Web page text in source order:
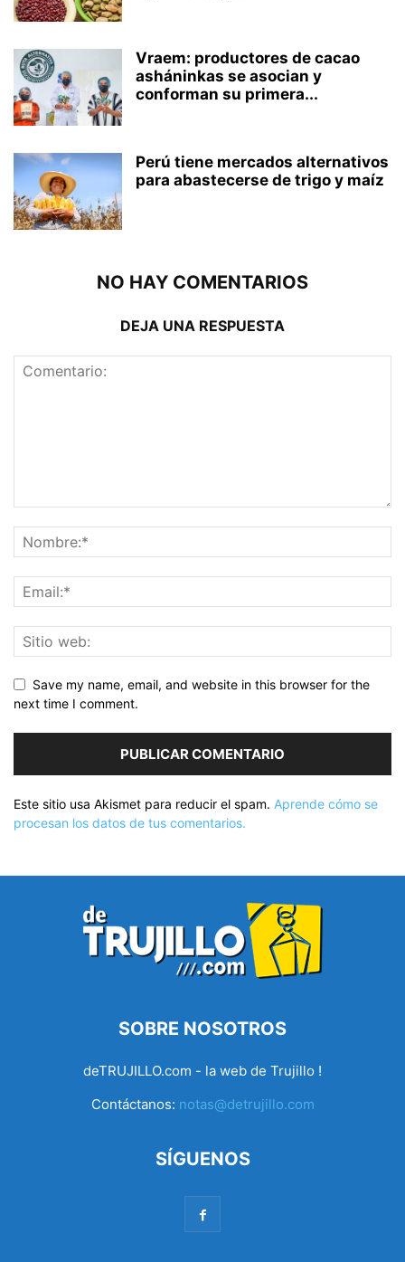
Vraem: productores de cacao
asháninkas se asocian y
conforman su primera...
Perú tiene mercados alternativos
para abastecerse de trigo y maíz
NO HAY COMENTARIOS
DEJA UNA RESPUESTA
Save my name, email, and website in this browser for the
next time I comment.
Este sitio usa Akismet para reducir el spam. Aprende cómo se
procesan los datos de tus comentarios.
SOBRE NOSOTROS
deTRUJILLO.com - la web de Trujillo !
Contáctanos: notas@detrujillo.com
SÍGUENOS